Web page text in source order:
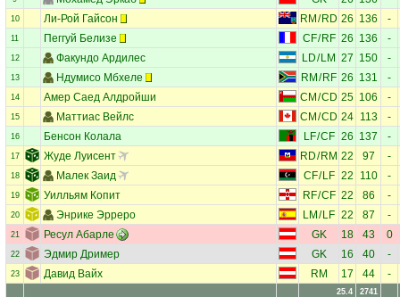
10 Ли-Рой Гайсон RM / RD 26 136 -
11 Пеггуй Белизе CF/RF 26 136 -
12 Факундо Ардилес LD/ LM 27 150 -
13 Ндумисо Мбхеле RM / RF 26 131 -
14 Амер Саед Алдройши CM /CD 25 106 -
15 Маттиас Вейлс CM /CD 24 113 -
16 Бенсон Колала LF/CF 26 137 -
17 Жуде Луисент RD/ RM 22 97 -
18 Малек Заид CF/LF 22 110 -
19 Уилльям Копит RF/CF 22 86 -
20 Энрике Эрреро LM / LF 22 87 -
21 Ресул Абарле GK 18 43 0
22 Эдмир Дример GK 16 40 -
23 Давид Вайх RM 17 44 -
25.4 2741